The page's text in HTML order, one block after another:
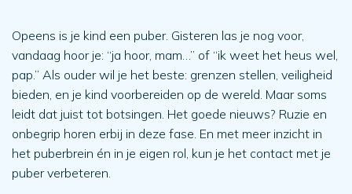
Opeens is je kind een puber. Gisteren las je nog voor,
vandaag hoor je: “ja hoor, mam…” of “ik weet het heus wel,
pap.” Als ouder wil je het beste: grenzen stellen, veiligheid
bieden, en je kind voorbereiden op de wereld. Maar soms
leidt dat juist tot botsingen. Het goede nieuws? Ruzie en
onbegrip horen erbij in deze fase. En met meer inzicht in
het puberbrein én in je eigen rol, kun je het contact met je
puber verbeteren.